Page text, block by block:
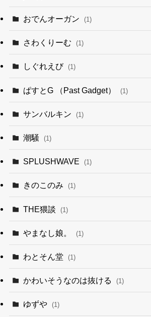
おでんオーガン (1)
さわくりーむ (1)
しぐれえび (1)
ぱすとG （Past Gadget） (1)
サンバルキン (1)
潮騒 (1)
SPLUSHWAVE (1)
きのこのみ (1)
THE猥談 (1)
やまなし娘。 (1)
わとそん堂 (1)
かわいそうなのは抜ける (1)
ゆずや (1)